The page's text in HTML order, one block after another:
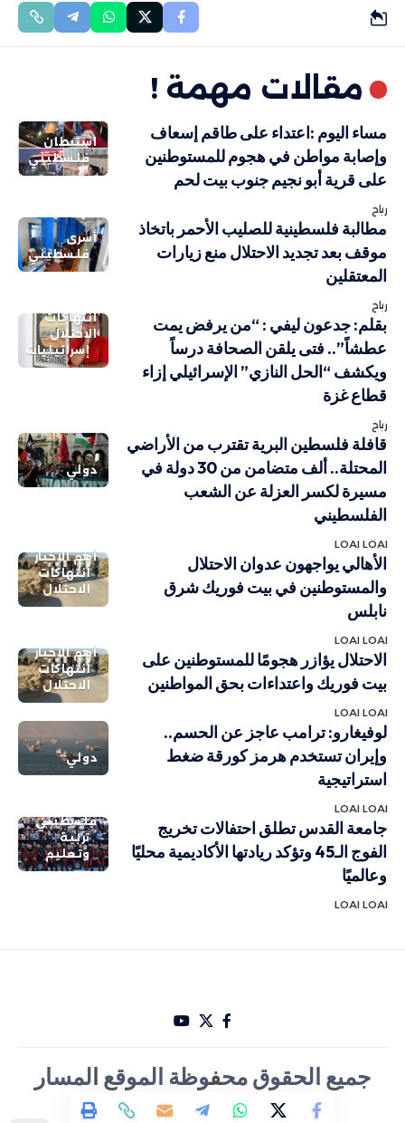
مقالات مهمة !
استيطان
فلسطيني
مساء اليوم :اعتداء على طاقم إسعاف
وإصابة مواطن في هجوم للمستوطنين
على قرية أبو نجيم جنوب بيت لحم
رباح
أسرى
فلسطيني
مطالبة فلسطينية للصليب الأحمر باتخاذ
موقف بعد تجديد الاحتلال منع زيارات
المعتقلين
رباح
انتهاكات
الاحتلال
إسرائيليات
بقلم: جدعون ليفي : “من يرفض يمت
عطشاً”.. فتى يلقن الصحافة درساً
ويكشف “الحل النازي” الإسرائيلي إزاء
قطاع غزة
رباح
دولي
قافلة فلسطين البرية تقترب من الأراضي
المحتلة.. ألف متضامن من 30 دولة في
مسيرة لكسر العزلة عن الشعب
الفلسطيني
LOAI LOAI
أهم الاخبار
انتهاكات
الاحتلال
الأهالي يواجهون عدوان الاحتلال
والمستوطنين في بيت فوريك شرق
نابلس
LOAI LOAI
أهم الاخبار
انتهاكات
الاحتلال
الاحتلال يؤازر هجومًا للمستوطنين على
بيت فوريك واعتداءات بحق المواطنين
LOAI LOAI
دولي
لوفيغارو: ترامب عاجز عن الحسم..
وإيران تستخدم هرمز كورقة ضغط
استراتيجية
LOAI LOAI
فلسطيني
تربية
وتعليم
جامعة القدس تطلق احتفالات تخريج
الفوج الـ45 وتؤكد ريادتها الأكاديمية محليًا
وعالميًا
LOAI LOAI
جميع الحقوق محفوظة الموقع المسار
الأخباري تصميم Hakam